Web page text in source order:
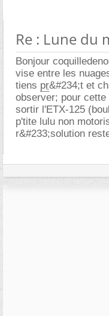
Re : Lune du
Bonjour
vise entre les
tiens pr&#234;t et
observer; pour
sortir l'ETX-125
p'tite lulu non
r&#233;solution